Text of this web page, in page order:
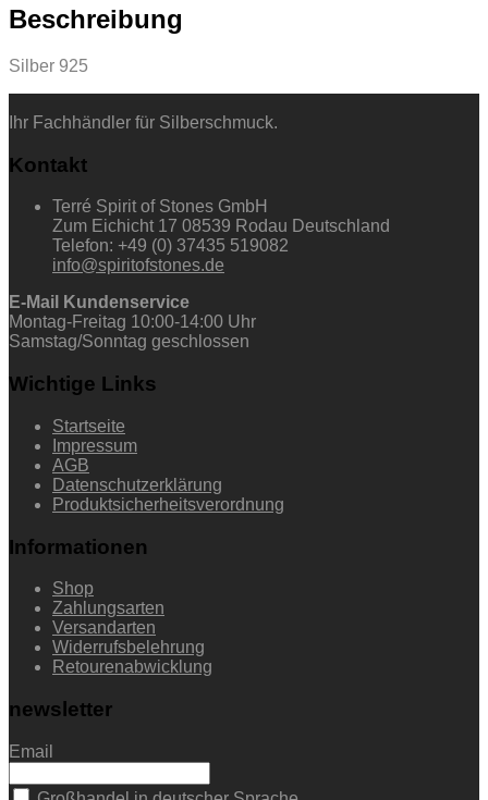
Beschreibung
Silber 925
Ihr Fachhändler für Silberschmuck.
Kontakt
Terré Spirit of Stones GmbH
Zum Eichicht 17 08539 Rodau Deutschland
Telefon: +49 (0) 37435 519082
info@spiritofstones.de
E-Mail Kundenservice
Montag-Freitag 10:00-14:00 Uhr
Samstag/Sonntag geschlossen
Wichtige Links
Startseite
Impressum
AGB
Datenschutzerklärung
Produktsicherheitsverordnung
Informationen
Shop
Zahlungsarten
Versandarten
Widerrufsbelehrung
Retourenabwicklung
newsletter
Email